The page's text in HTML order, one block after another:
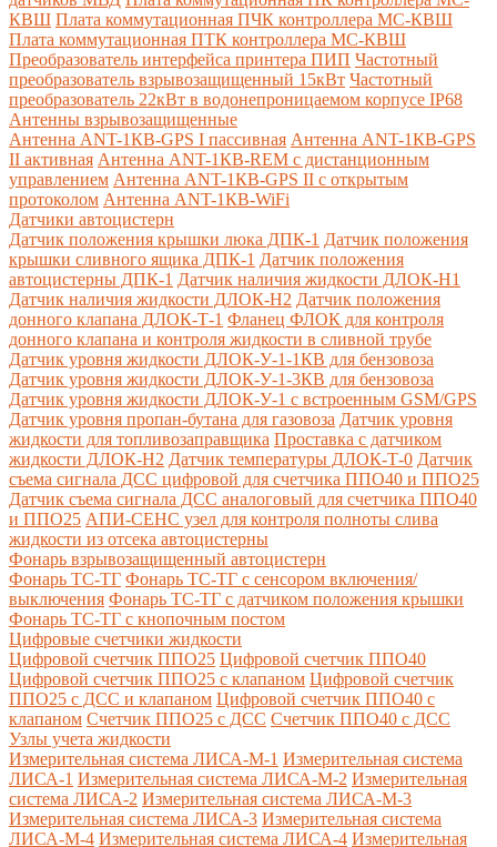
КВШ Плата коммутационная ПЧК контроллера МС-КВШ
Плата коммутационная ПТК контроллера МС-КВШ
Преобразователь интерфейса принтера ПИП Частотный
преобразователь взрывозащищенный 15кВт Частотный
преобразователь 22кВт в водонепроницаемом корпусе IP68
Антенны взрывозащищенные
Антенна ANT-1КВ-GPS I пассивная Антенна ANT-1КВ-GPS
II активная Антенна ANT-1КВ-REM c дистанционным
управлением Антенна ANT-1КВ-GPS II с открытым
протоколом Антенна ANT-1КВ-WiFi
Датчики автоцистерн
Датчик положения крышки люка ДПК-1 Датчик положения
крышки сливного ящика ДПК-1 Датчик положения
автоцистерны ДПК-1 Датчик наличия жидкости ДЛОК-Н1
Датчик наличия жидкости ДЛОК-Н2 Датчик положения
донного клапана ДЛОК-Т-1 Фланец ФЛОК для контроля
донного клапана и контроля жидкости в сливной трубе
Датчик уровня жидкости ДЛОК-У-1-1КВ для бензовоза
Датчик уровня жидкости ДЛОК-У-1-3КВ для бензовоза
Датчик уровня жидкости ДЛОК-У-1 с встроенным GSM/GPS
Датчик уровня пропан-бутана для газовоза Датчик уровня
жидкости для топливозаправщика Проставка с датчиком
жидкости ДЛОК-Н2 Датчик температуры ДЛОК-Т-0 Датчик
съема сигнала ДСС цифровой для счетчика ППО40 и ППО25
Датчик съема сигнала ДСС аналоговый для счетчика ППО40
и ППО25 АПИ-СЕНС узел для контроля полноты слива
жидкости из отсека автоцистерны
Фонарь взрывозащищенный автоцистерн
Фонарь ТС-ТГ Фонарь ТС-ТГ с сенсором включения/
выключения Фонарь ТС-ТГ с датчиком положения крышки
Фонарь ТС-ТГ с кнопочным постом
Цифровые счетчики жидкости
Цифровой счетчик ППО25 Цифровой счетчик ППО40
Цифровой счетчик ППО25 с клапаном Цифровой счетчик
ППО25 с ДСС и клапаном Цифровой счетчик ППО40 с
клапаном Счетчик ППО25 с ДСС Счетчик ППО40 с ДСС
Узлы учета жидкости
Измерительная система ЛИСА-М-1 Измерительная система
ЛИСА-1 Измерительная система ЛИСА-М-2 Измерительная
система ЛИСА-2 Измерительная система ЛИСА-М-3
Измерительная система ЛИСА-3 Измерительная система
ЛИСА-М-4 Измерительная система ЛИСА-4 Измерительная